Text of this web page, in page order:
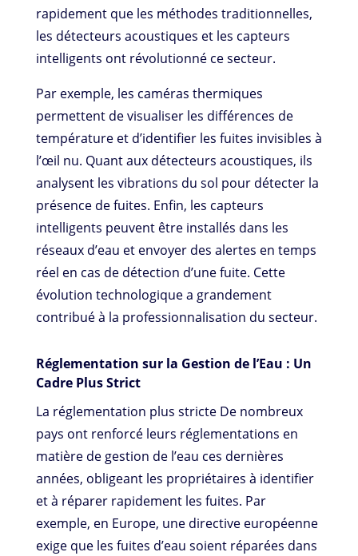
rapidement que les méthodes traditionnelles,
les détecteurs acoustiques et les capteurs
intelligents ont révolutionné ce secteur.
Par exemple, les caméras thermiques
permettent de visualiser les différences de
température et d’identifier les fuites invisibles à
l’œil nu. Quant aux détecteurs acoustiques, ils
analysent les vibrations du sol pour détecter la
présence de fuites. Enfin, les capteurs
intelligents peuvent être installés dans les
réseaux d’eau et envoyer des alertes en temps
réel en cas de détection d’une fuite. Cette
évolution technologique a grandement
contribué à la professionnalisation du secteur.
Réglementation sur la Gestion de l’Eau : Un
Cadre Plus Strict
La réglementation plus stricte De nombreux
pays ont renforcé leurs réglementations en
matière de gestion de l’eau ces dernières
années, obligeant les propriétaires à identifier
et à réparer rapidement les fuites. Par
exemple, en Europe, une directive européenne
exige que les fuites d’eau soient réparées dans